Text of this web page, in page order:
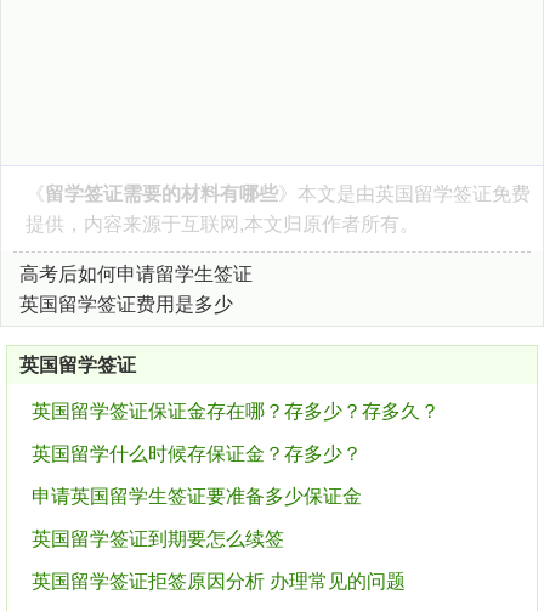
《留学签证需要的材料有哪些》本文是由英国留学签证免费
提供，内容来源于互联网,本文归原作者所有。
高考后如何申请留学生签证
英国留学签证费用是多少
英国留学签证
英国留学签证保证金存在哪？存多少？存多久？
英国留学什么时候存保证金？存多少？
申请英国留学生签证要准备多少保证金
英国留学签证到期要怎么续签
英国留学签证拒签原因分析 办理常见的问题